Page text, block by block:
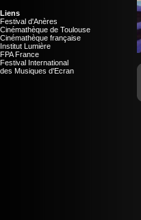
Liens
Festival d'Anères
Cinémathèque de Toulouse
Cinémathèque française
Institut Lumière
FPA France
Festival International
des Musiques d'Ecran